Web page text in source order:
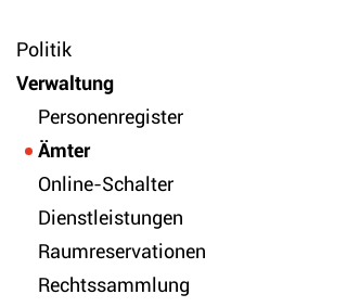
Politik
Verwaltung
Personenregister
Ämter(ausgewählt)
Online-Schalter
Dienstleistungen
Raumreservationen
Rechtssammlung